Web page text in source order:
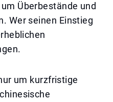
Überbestände und
Wer seinen Einstieg
um kurzfristige